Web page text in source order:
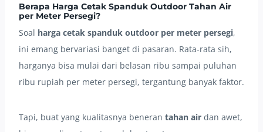
Berapa Harga Cetak Spanduk Outdoor Tahan Air
per Meter Persegi?
Soal harga cetak spanduk outdoor per meter persegi,
ini emang bervariasi banget di pasaran. Rata-rata sih,
harganya bisa mulai dari belasan ribu sampai puluhan
ribu rupiah per meter persegi, tergantung banyak faktor.
Tapi, buat yang kualitasnya beneran tahan air dan awet,